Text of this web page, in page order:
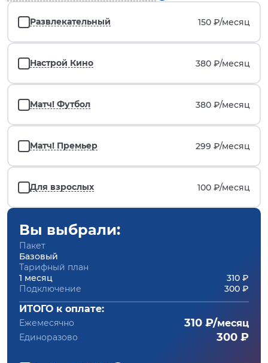
Развлекательный 150 ₽/месяц
Настрой Кино 380 ₽/месяц
Матч! Футбол 380 ₽/месяц
Матч! Премьер 299 ₽/месяц
Для взрослых 100 ₽/месяц
Вы выбрали:
Пакет
Базовый
Тарифный план
1 месяц
310 ₽
Подключение
300 ₽
ИТОГО к оплате:
Ежемесячно 310 ₽/месяц
Единоразово 300 ₽